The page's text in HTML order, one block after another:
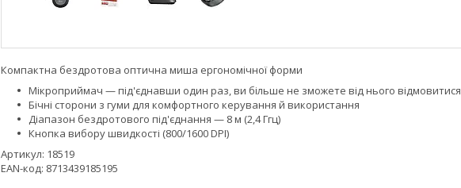
Компактна бездротова оптична миша ергономічної форми
Мікроприймач — під'єднавши один раз, ви більше не зможете від нього відмовитися
Бічні сторони з гуми для комфортного керування й використання
Діапазон бездротового під'єднання — 8 м (2,4 Ггц)
Кнопка вибору швидкості (800/1600 DPI)
Артикул: 18519
EAN-код: 8713439185195